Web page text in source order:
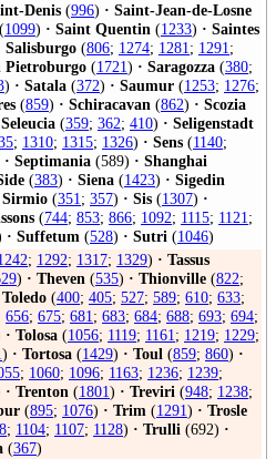
Denis (996) · Saint-Jean-de-Losne
(1099) · Saint Quentin (1233) · Saintes
Salisburgo (806; 1274; 1281; 1291;
Pietroburgo (1721) · Saragozza (380;
) · Satala (372) · Saumur (1253; 1276;
(859) · Schiracavan (862) · Scozia
Seleucia (359; 362; 410) · Seligenstadt
; 1310; 1315; 1326) · Sens (1140;
· Septimania (589) · Shanghai
(383) · Siena (1423) · Sigedin
Sirmio (351; 357) · Sis (1307) ·
(744; 853; 866; 1092; 1115; 1121;
· Suffetum (528) · Sutri (1046)
; 1292; 1317; 1329) · Tassus
) · Theven (535) · Thionville (822;
Toledo (400; 405; 527; 589; 610; 633;
656; 675; 681; 683; 684; 688; 693; 694;
· Tolosa (1056; 1119; 1161; 1219; 1229;
) · Tortosa (1429) · Toul (859; 860) ·
; 1060; 1096; 1163; 1236; 1239;
· Trenton (1801) · Treviri (948; 1238;
(895; 1076) · Trim (1291) · Trosle
; 1104; 1107; 1128) · Trulli (692) ·
(367)